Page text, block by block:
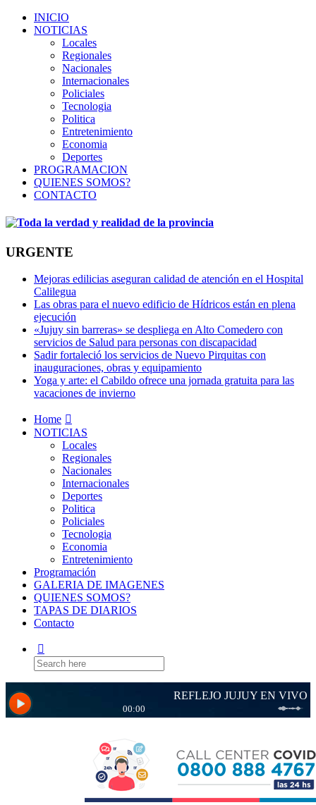
INICIO
NOTICIAS
Locales
Regionales
Nacionales
Internacionales
Policiales
Tecnologia
Politica
Entretenimiento
Economia
Deportes
PROGRAMACION
QUIENES SOMOS?
CONTACTO
URGENTE
Mejoras edilicias aseguran calidad de atención en el Hospital
Calilegua
Las obras para el nuevo edificio de Hídricos están en plena
ejecución
«Jujuy sin barreras» se despliega en Alto Comedero con
servicios de Salud para personas con discapacidad
Sadir fortaleció los servicios de Nuevo Pirquitas con
inauguraciones, obras y equipamiento
Yoga y arte: el Cabildo ofrece una jornada gratuita para las
vacaciones de invierno
Home
NOTICIAS
Locales
Regionales
Nacionales
Internacionales
Deportes
Politica
Policiales
Tecnologia
Economia
Entretenimiento
Programación
GALERIA DE IMAGENES
QUIENES SOMOS?
TAPAS DE DIARIOS
Contacto
Search
for: